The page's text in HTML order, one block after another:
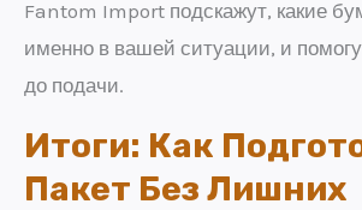
Fantom Import подскажут, какие
именно в вашей ситуации, и
до подачи.
Итоги: Как
Пакет Без Лишних